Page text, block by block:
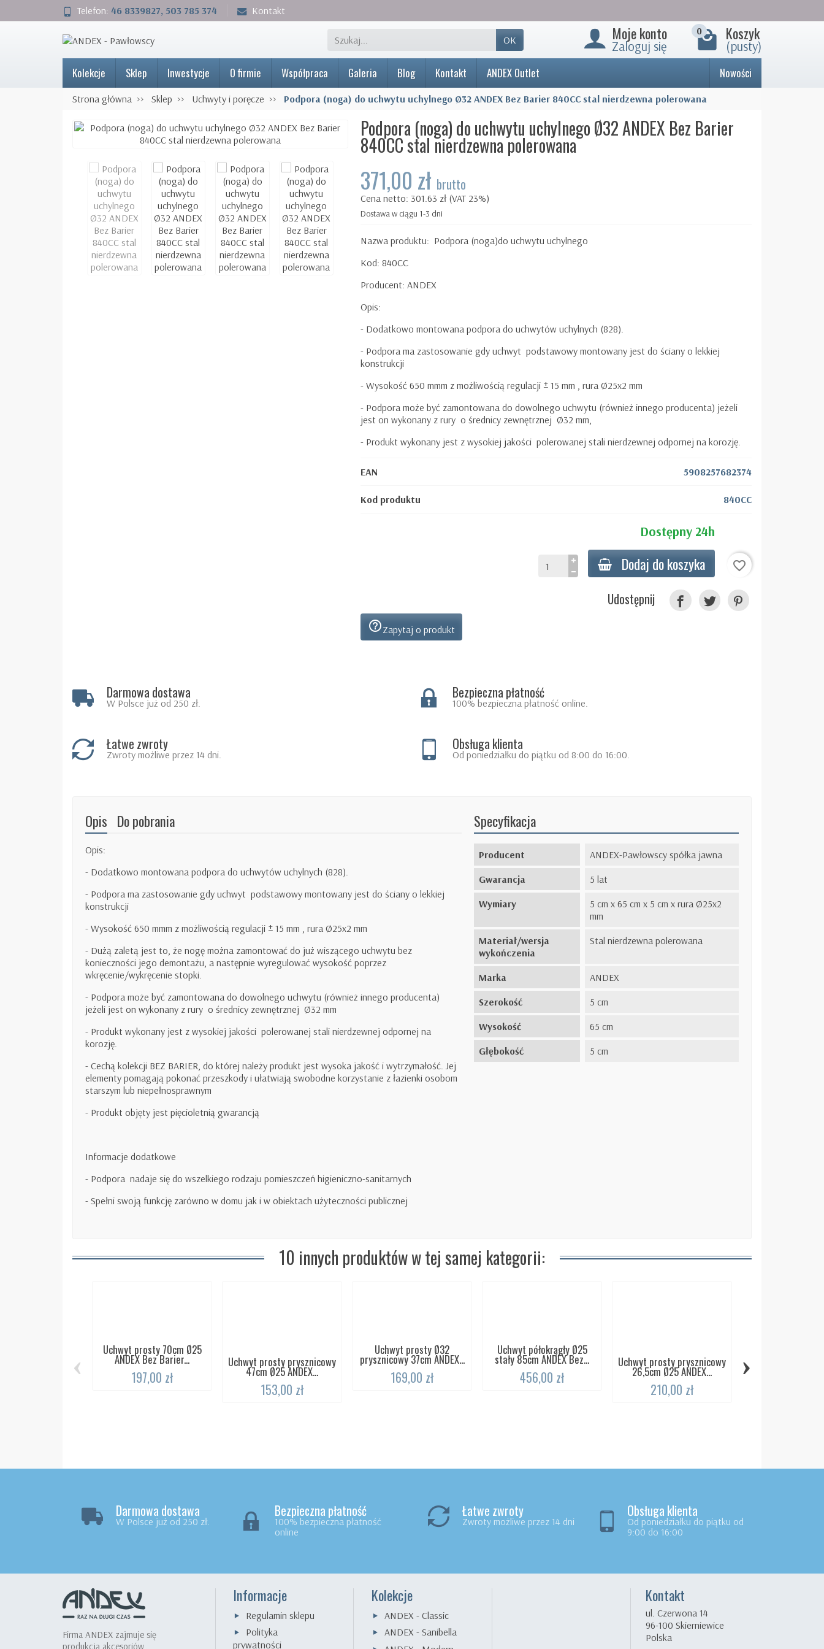
Telefon: 46 8339827, 503 785 374 Kontakt
OK Moje konto
Zaloguj się
0 Koszyk
(pusty)
Kolekcje Sklep Inwestycje O firmie Współpraca Galeria Blog Kontakt ANDEX Outlet Nowości
Strona główna Sklep Uchwyty i poręcze Podpora (noga) do uchwytu uchylnego Ø32 ANDEX Bez Barier 840CC stal nierdzewna polerowana
Podpora (noga) do uchwytu uchylnego Ø32 ANDEX Bez Barier
840CC stal nierdzewna polerowana
371,00 zł brutto
Cena netto: 301.63 zł (VAT 23%)
Dostawa w ciągu 1-3 dni
Nazwa produktu: Podpora (noga)do uchwytu uchylnego
Kod: 840CC
Producent: ANDEX
Opis:
- Dodatkowo montowana podpora do uchwytów uchylnych (828).
- Podpora ma zastosowanie gdy uchwyt podstawowy montowany jest do ściany o lekkiej
konstrukcji
- Wysokość 650 mmm z możliwością regulacji ± 15 mm , rura Ø25x2 mm
- Podpora może być zamontowana do dowolnego uchwytu (również innego producenta) jeżeli
jest on wykonany z rury o średnicy zewnętrznej Ø32 mm,
- Produkt wykonany jest z wysokiej jakości polerowanej stali nierdzewnej odpornej na korozję.
EAN 5908257682374
Kod produktu 840CC
Dostępny 24h
Dodaj do koszyka favorite_border
Udostępnij
help_outlineZapytaj o produkt
Darmowa dostawa
W Polsce już od 250 zł.
Bezpieczna płatność
100% bezpieczna płatność online.
Łatwe zwroty
Zwroty możliwe przez 14 dni.
Obsługa klienta
Od poniedziałku do piątku od 8:00 do 16:00.
Opis Do pobrania
Opis:
- Dodatkowo montowana podpora do uchwytów uchylnych (828).
- Podpora ma zastosowanie gdy uchwyt podstawowy montowany jest do ściany o lekkiej
konstrukcji
- Wysokość 650 mmm z możliwością regulacji ± 15 mm , rura Ø25x2 mm
- Dużą zaletą jest to, że nogę można zamontować do już wiszącego uchwytu bez
konieczności jego demontażu, a następnie wyregulować wysokość poprzez
wkręcenie/wykręcenie stopki.
- Podpora może być zamontowana do dowolnego uchwytu (również innego producenta)
jeżeli jest on wykonany z rury o średnicy zewnętrznej Ø32 mm
- Produkt wykonany jest z wysokiej jakości polerowanej stali nierdzewnej odpornej na
korozję.
- Cechą kolekcji BEZ BARIER, do której należy produkt jest wysoka jakość i wytrzymałość. Jej
elementy pomagają pokonać przeszkody i ułatwiają swobodne korzystanie z łazienki osobom
starszym lub niepełnosprawnym
- Produkt objęty jest pięcioletnią gwarancją
Informacje dodatkowe
- Podpora nadaje się do wszelkiego rodzaju pomieszczeń higieniczno-sanitarnych
- Spełni swoją funkcję zarówno w domu jak i w obiektach użyteczności publicznej
Specyfikacja
Producent
ANDEX-Pawłowscy spółka jawna
Gwarancja
5 lat
Wymiary
5 cm x 65 cm x 5 cm x rura Ø25x2
mm
Materiał/wersja
wykończenia
Stal nierdzewna polerowana
Marka
ANDEX
Szerokość
5 cm
Wysokość
65 cm
Głębokość
5 cm
10 innych produktów w tej samej kategorii:
Uchwyt prosty 70cm Ø25
ANDEX Bez Barier...
197,00 zł
Uchwyt prosty prysznicowy
47cm Ø25 ANDEX...
153,00 zł
Uchwyt prosty Ø32
prysznicowy 37cm ANDEX...
169,00 zł
Uchwyt półokrągły Ø25
stały 85cm ANDEX Bez...
456,00 zł
Uchwyt prosty prysznicowy
26,5cm Ø25 ANDEX...
210,00 zł
‹ ›
Darmowa dostawa
W Polsce już od 250 zł.
Bezpieczna płatność
100% bezpieczna płatność
online
Łatwe zwroty
Zwroty możliwe przez 14 dni
Obsługa klienta
Od poniedziałku do piątku od
9:00 do 16:00
Firma ANDEX zajmuje się
produkcją akcesoriów
Informacje
Regulamin sklepu
Polityka
prywatności
Kolekcje
ANDEX - Classic
ANDEX - Sanibella
Kontakt
ul. Czerwona 14
96-100 Skierniewice
Polska